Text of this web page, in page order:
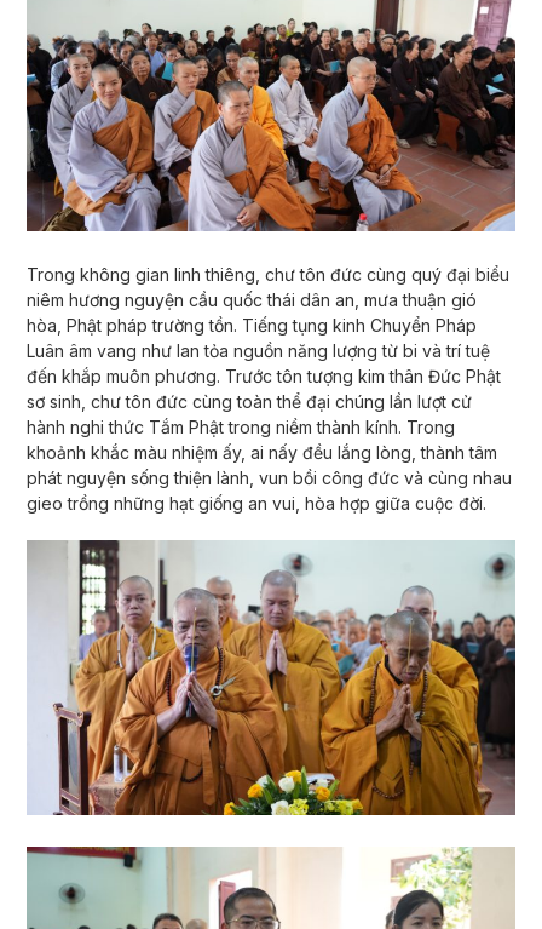
Trong không gian linh thiêng, chư tôn đức cùng quý đại biểu
niêm hương nguyện cầu quốc thái dân an, mưa thuận gió
hòa, Phật pháp trường tồn. Tiếng tụng kinh Chuyển Pháp
Luân âm vang như lan tỏa nguồn năng lượng từ bi và trí tuệ
đến khắp muôn phương. Trước tôn tượng kim thân Đức Phật
sơ sinh, chư tôn đức cùng toàn thể đại chúng lần lượt cử
hành nghi thức Tắm Phật trong niềm thành kính. Trong
khoảnh khắc màu nhiệm ấy, ai nấy đều lắng lòng, thành tâm
phát nguyện sống thiện lành, vun bồi công đức và cùng nhau
gieo trồng những hạt giống an vui, hòa hợp giữa cuộc đời.